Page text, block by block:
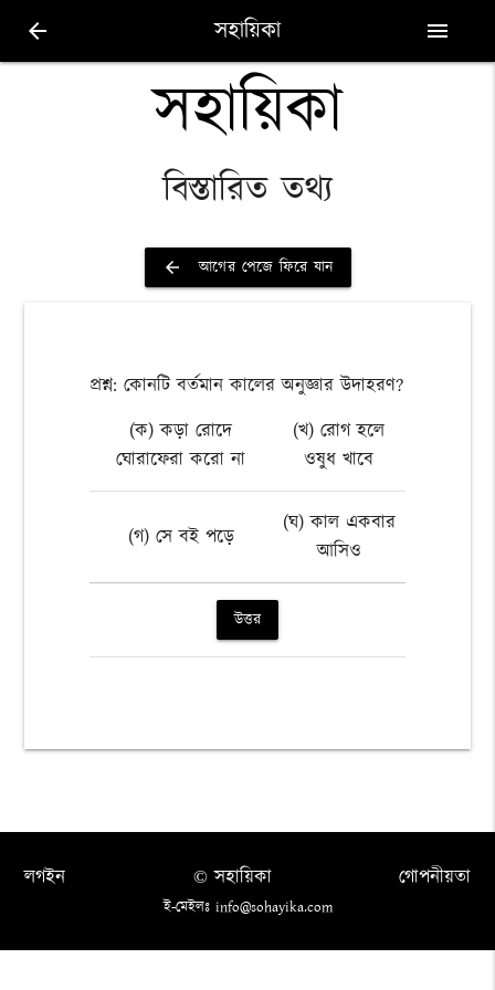
arrow_back সহায়িকা menu
সহায়িকা
বিস্তারিত তথ্য
arrow_back আগের পেজে ফিরে যান
প্রশ্ন: কোনটি বর্তমান কালের অনুজ্ঞার উদাহরণ?
(ক) কড়া রোদে
ঘোরাফেরা করো না
(খ) রোগ হলে
ওষুধ খাবে
(গ) সে বই পড়ে
(ঘ) কাল একবার
আসিও
উত্তর
লগইন গোপনীয়তা
© সহায়িকা
ই-মেইলঃ info@sohayika.com